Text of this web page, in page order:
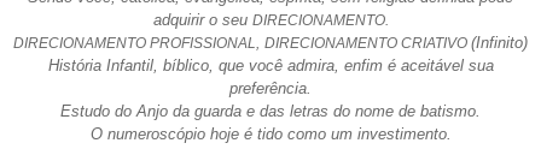
adquirir o seu DIRECIONAMENTO.
DIRECIONAMENTO PROFISSIONAL, DIRECIONAMENTO CRIATIVO (Infinito)
História Infantil, bíblico, que você admira, enfim é aceitável sua
preferência.
Estudo do Anjo da guarda e das letras do nome de batismo.
O numeroscópio hoje é tido como um investimento.